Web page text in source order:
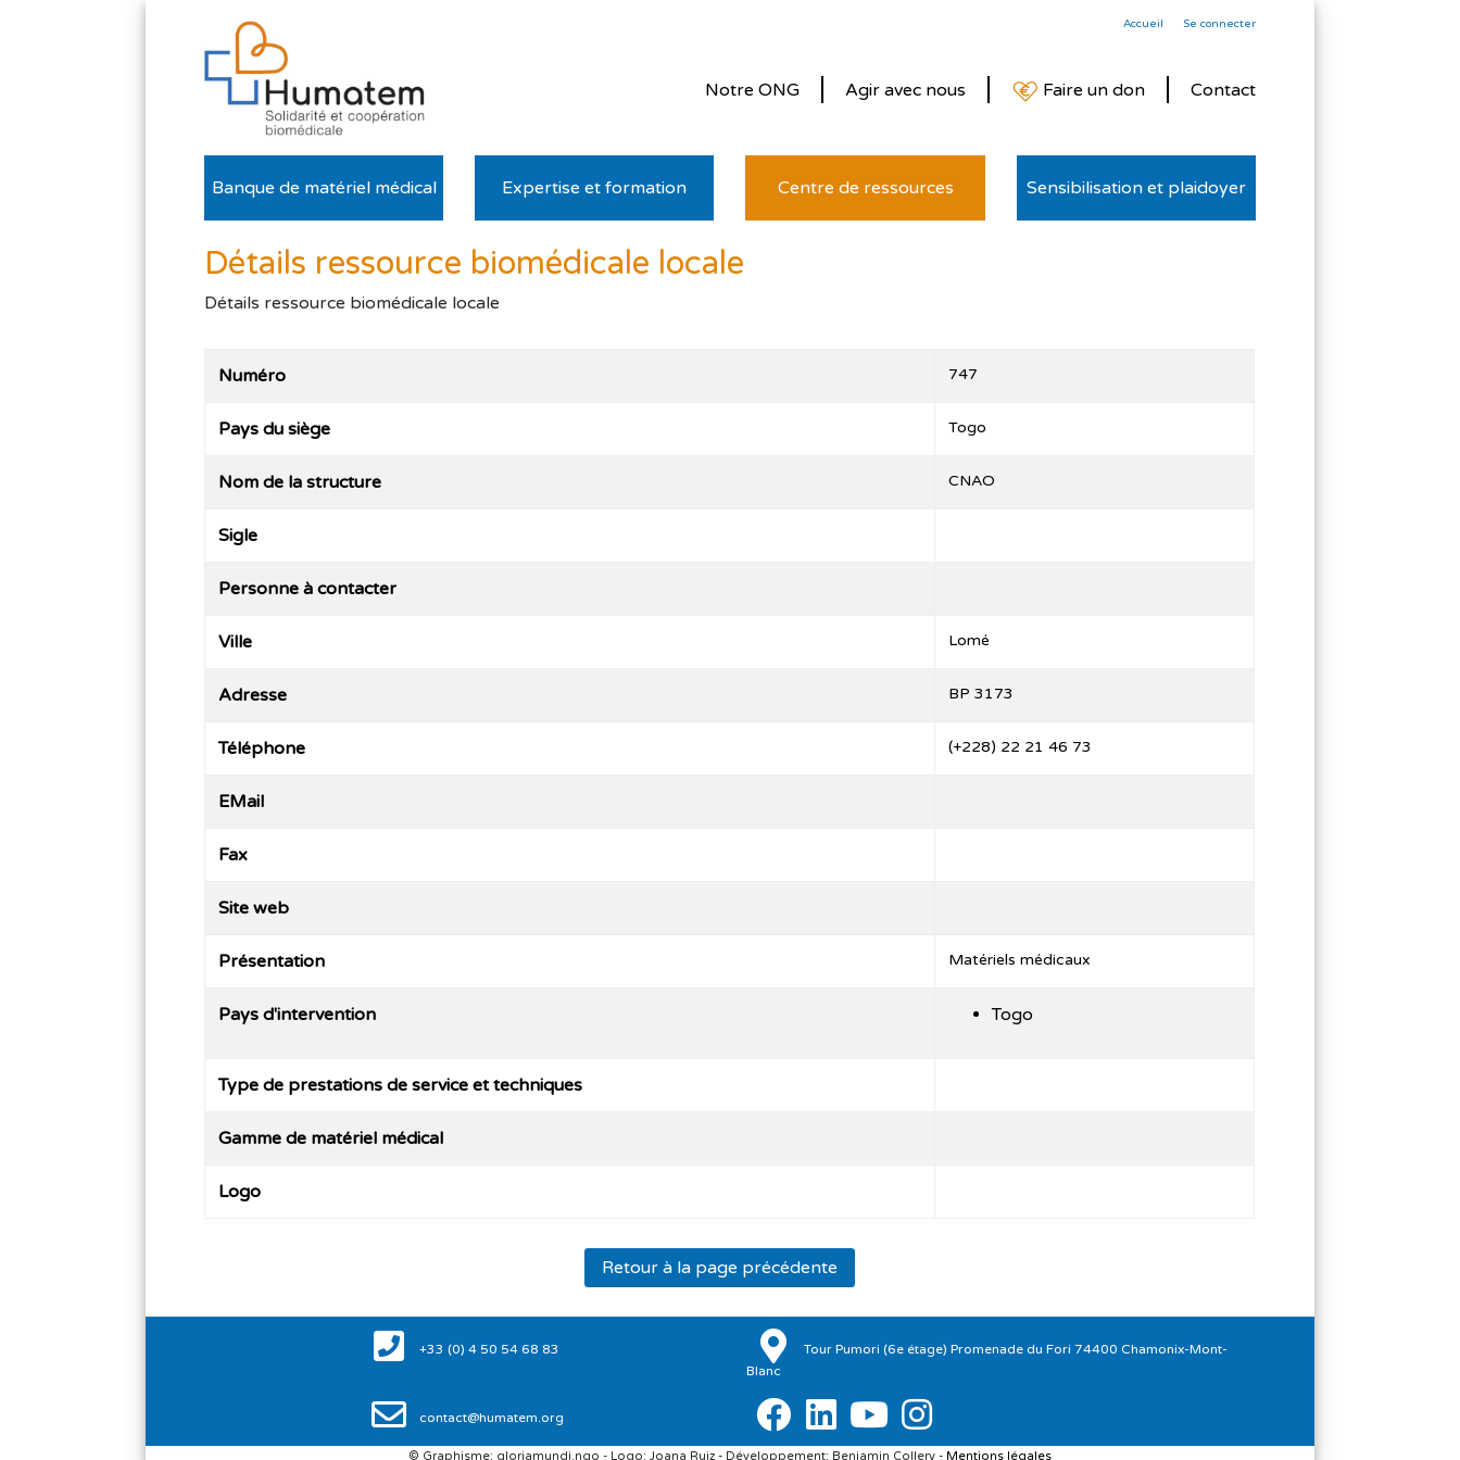
Accueil Se connecter
Contact
Faire un don
Agir avec nous
Notre ONG
Banque de matériel médical Expertise et formation Centre de ressources Sensibilisation et plaidoyer
Détails ressource biomédicale locale
Détails ressource biomédicale locale
Numéro 747
Pays du siège Togo
Nom de la structure CNAO
Sigle
Personne à contacter
Ville Lomé
Adresse BP 3173
Téléphone (+228) 22 21 46 73
EMail
Fax
Site web
Présentation Matériels médicaux
Pays d'intervention Togo
Type de prestations de service et techniques
Gamme de matériel médical
Logo
Retour à la page précédente
+33 (0) 4 50 54 68 83
Tour Pumori (6e étage) Promenade du Fori 74400 Chamonix-Mont-
Blanc
contact@humatem.org
© Graphisme: gloriamundi.ngo - Logo: Joana Ruiz - Développement: Benjamin Collery - Mentions légales